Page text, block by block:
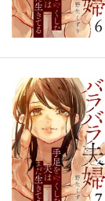
ポイント